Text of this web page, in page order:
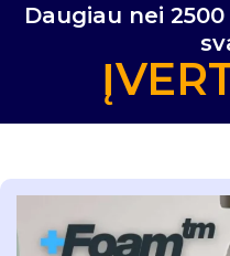
Daugiau nei